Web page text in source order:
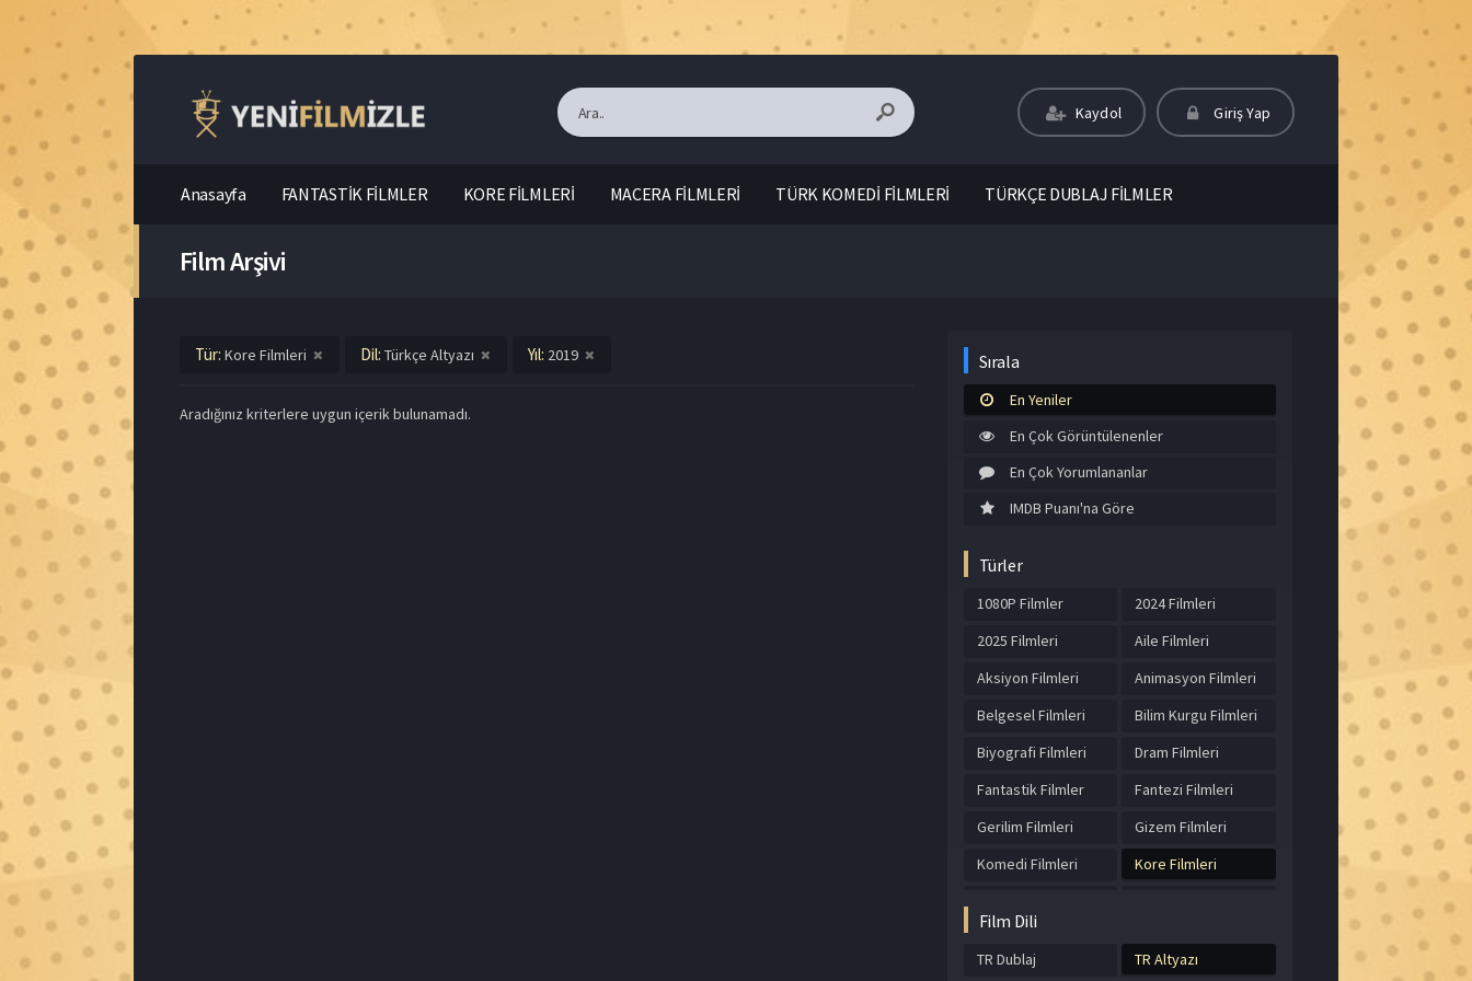
Kaydol Giriş Yap
Anasayfa FANTASTİK FİLMLER KORE FİLMLERİ MACERA FİLMLERİ TÜRK KOMEDİ FİLMLERİ TÜRKÇE DUBLAJ FİLMLER
Film Arşivi
Tür: Kore Filmleri Dil: Türkçe Altyazı Yıl: 2019
Aradığınız kriterlere uygun içerik bulunamadı.
Sırala
En Yeniler
En Çok Görüntülenenler
En Çok Yorumlananlar
IMDB Puanı'na Göre
Türler
1080P Filmler
2024 Filmleri
2025 Filmleri
Aile Filmleri
Aksiyon Filmleri
Animasyon Filmleri
Belgesel Filmleri
Bilim Kurgu Filmleri
Biyografi Filmleri
Dram Filmleri
Fantastik Filmler
Fantezi Filmleri
Gerilim Filmleri
Gizem Filmleri
Komedi Filmleri
Kore Filmleri
Suç Filmleri
Film Dili
TR Dublaj TR Altyazı